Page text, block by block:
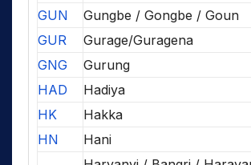
GUN
Gungbe / Gongbe / Goun
GUR
Gurage/Guragena
GNG
Gurung
HAD
Hadiya
HK
Hakka
HN
Hani